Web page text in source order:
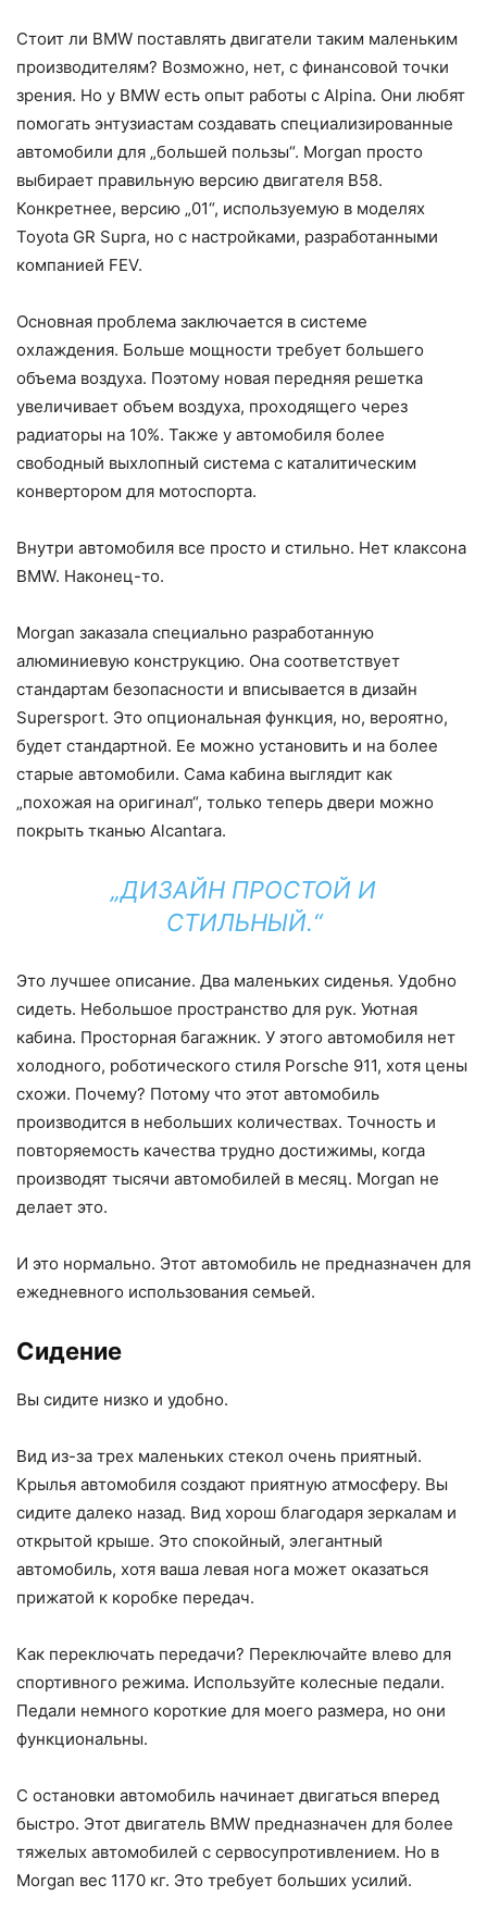
Стоит ли BMW поставлять двигатели таким маленьким
производителям? Возможно, нет, с финансовой точки
зрения. Но у BMW есть опыт работы с Alpina. Они любят
помогать энтузиастам создавать специализированные
автомобили для „большей пользы“. Morgan просто
выбирает правильную версию двигателя B58.
Конкретнее, версию „01“, используемую в моделях
Toyota GR Supra, но с настройками, разработанными
компанией FEV.
Основная проблема заключается в системе
охлаждения. Больше мощности требует большего
объема воздуха. Поэтому новая передняя решетка
увеличивает объем воздуха, проходящего через
радиаторы на 10%. Также у автомобиля более
свободный выхлопный система с каталитическим
конвертором для мотоспорта.
Внутри автомобиля все просто и стильно. Нет клаксона
BMW. Наконец-то.
Morgan заказала специально разработанную
алюминиевую конструкцию. Она соответствует
стандартам безопасности и вписывается в дизайн
Supersport. Это опциональная функция, но, вероятно,
будет стандартной. Ее можно установить и на более
старые автомобили. Сама кабина выглядит как
„похожая на оригинал“, только теперь двери можно
покрыть тканью Alcantara.
„ДИЗАЙН ПРОСТОЙ И
СТИЛЬНЫЙ.“
Это лучшее описание. Два маленьких сиденья. Удобно
сидеть. Небольшое пространство для рук. Уютная
кабина. Просторная багажник. У этого автомобиля нет
холодного, роботического стиля Porsche 911, хотя цены
схожи. Почему? Потому что этот автомобиль
производится в небольших количествах. Точность и
повторяемость качества трудно достижимы, когда
производят тысячи автомобилей в месяц. Morgan не
делает это.
И это нормально. Этот автомобиль не предназначен для
ежедневного использования семьей.
Сидение
Вы сидите низко и удобно.
Вид из-за трех маленьких стекол очень приятный.
Крылья автомобиля создают приятную атмосферу. Вы
сидите далеко назад. Вид хорош благодаря зеркалам и
открытой крыше. Это спокойный, элегантный
автомобиль, хотя ваша левая нога может оказаться
прижатой к коробке передач.
Как переключать передачи? Переключайте влево для
спортивного режима. Используйте колесные педали.
Педали немного короткие для моего размера, но они
функциональны.
С остановки автомобиль начинает двигаться вперед
быстро. Этот двигатель BMW предназначен для более
тяжелых автомобилей с сервосупротивлением. Но в
Morgan вес 1170 кг. Это требует больших усилий.